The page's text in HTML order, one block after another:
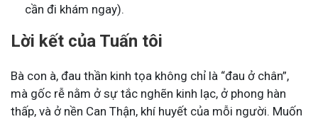
cần đi khám ngay).
Lời kết của Tuấn tôi
Bà con à, đau thần kinh tọa không chỉ là “đau ở chân”,
mà gốc rễ nằm ở sự tắc nghẽn kinh lạc, ở phong hàn
thấp, và ở nền Can Thận, khí huyết của mỗi người. Muốn